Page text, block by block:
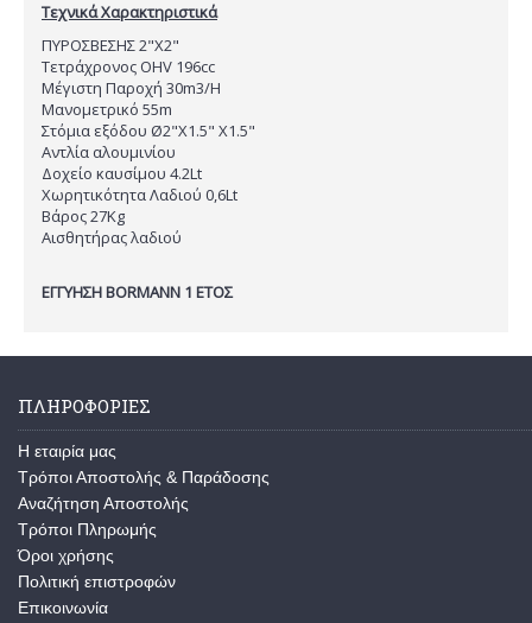
Τεχνικά Χαρακτηριστικά
ΠΥΡΟΣΒΕΣΗΣ 2"Χ2"
Τετράχρονος OHV 196cc
Μέγιστη Παροχή 30m3/H
Μανομετρικό 55m
Στόμια εξόδου Ø2"X1.5" X1.5"
Αντλία αλουμινίου
Δοχείο καυσίμου 4.2Lt
Χωρητικότητα Λαδιού 0,6Lt
Βάρος 27Kg
Αισθητήρας λαδιού
ΕΓΓΥΗΣΗ BORMANN 1 ΕΤΟΣ
ΠΛΗΡΟΦΟΡΙΕΣ
Η εταιρία μας
Τρόποι Αποστολής & Παράδοσης
Αναζήτηση Αποστολής
Τρόποι Πληρωμής
Όροι χρήσης
Πολιτική επιστροφών
Επικοινωνία